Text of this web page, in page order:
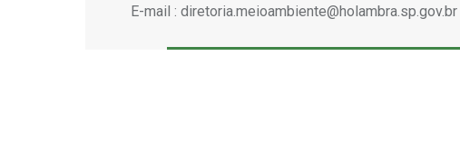
E-mail : diretoria.meioambiente@holambra.sp.gov.br